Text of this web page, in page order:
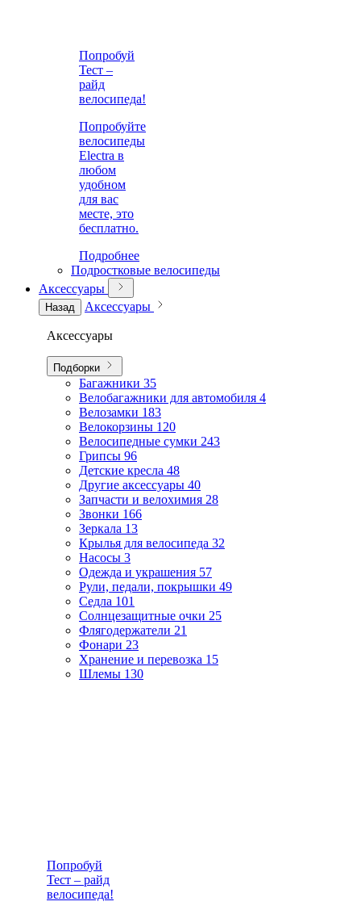
Попробуй
Тест –
райд
велосипеда!
Попробуйте
велосипеды
Electra в
любом
удобном
для вас
месте, это
бесплатно.
Подробнее
Подростковые велосипеды
Аксессуары
Назад Аксессуары
Аксессуары
Подборки
Багажники 35
Велобагажники для автомобиля 4
Велозамки 183
Велокорзины 120
Велосипедные сумки 243
Грипсы 96
Детские кресла 48
Другие аксессуары 40
Запчасти и велохимия 28
Звонки 166
Зеркала 13
Крылья для велосипеда 32
Насосы 3
Одежда и украшения 57
Рули, педали, покрышки 49
Седла 101
Солнцезащитные очки 25
Флягодержатели 21
Фонари 23
Хранение и перевозка 15
Шлемы 130
Попробуй
Тест – райд
велосипеда!